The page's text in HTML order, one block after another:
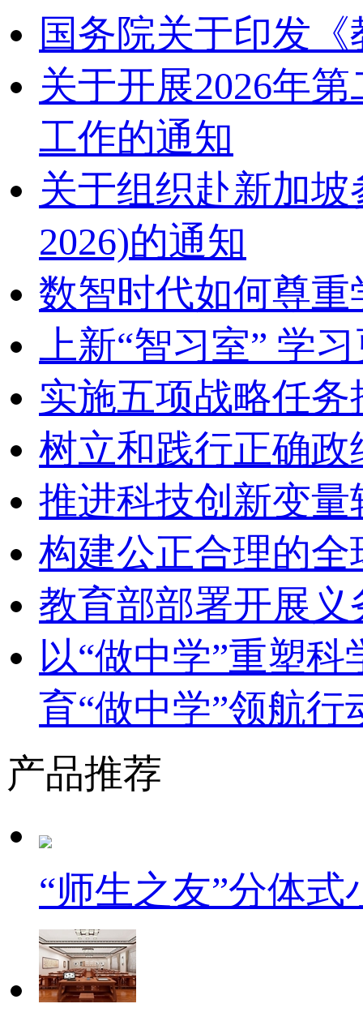
国务院关于印发
关于开展2026年
工作的通知
关于组织赴新加坡
2026)的通知
数智时代如何尊重
上新“智习室” 学
实施五项战略任
树立和践行正确
推进科技创新变
构建公正合理的
教育部部署开展义
以“做中学”重塑
育“做中学”领航行
产品推荐
“师生之友”分体